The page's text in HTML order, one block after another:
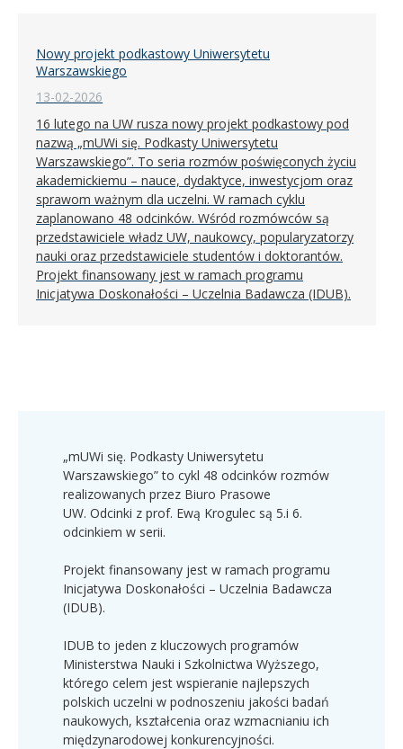
Nowy projekt podkastowy Uniwersytetu
Warszawskiego
13-02-2026
16 lutego na UW rusza nowy projekt podkastowy pod
nazwą „mUWi się. Podkasty Uniwersytetu
Warszawskiego”. To seria rozmów poświęconych życiu
akademickiemu – nauce, dydaktyce, inwestycjom oraz
sprawom ważnym dla uczelni. W ramach cyklu
zaplanowano 48 odcinków. Wśród rozmówców są
przedstawiciele władz UW, naukowcy, popularyzatorzy
nauki oraz przedstawiciele studentów i doktorantów.
Projekt finansowany jest w ramach programu
Inicjatywa Doskonałości – Uczelnia Badawcza (IDUB).
„mUWi się. Podkasty Uniwersytetu
Warszawskiego” to cykl 48 odcinków rozmów
realizowanych przez Biuro Prasowe
UW. Odcinki z prof. Ewą Krogulec są 5.i 6.
odcinkiem w serii.
Projekt finansowany jest w ramach programu
Inicjatywa Doskonałości – Uczelnia Badawcza
(IDUB).
IDUB to jeden z kluczowych programów
Ministerstwa Nauki i Szkolnictwa Wyższego,
którego celem jest wspieranie najlepszych
polskich uczelni w podnoszeniu jakości badań
naukowych, kształcenia oraz wzmacnianiu ich
międzynarodowej konkurencyjności.